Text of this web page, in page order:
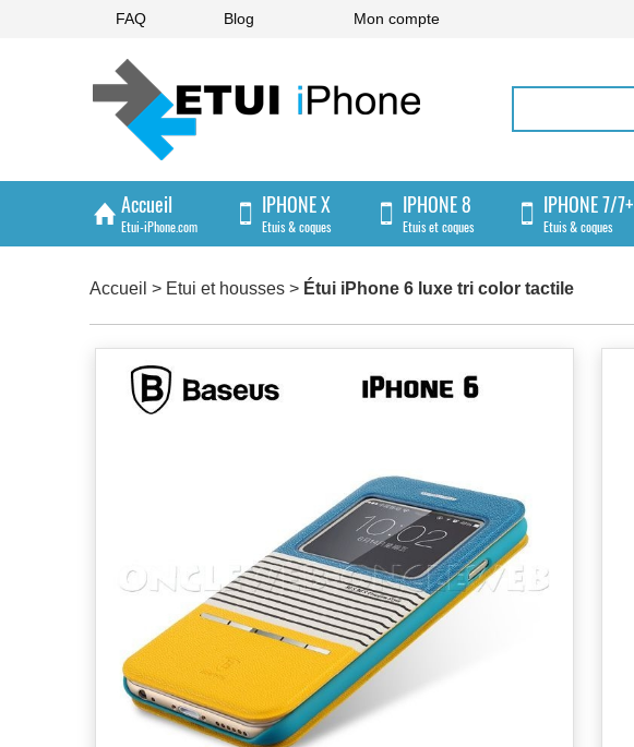
FAQ Blog Mon compte
Accueil
Etui-iPhone.com
IPHONE X
Etuis & coques
IPHONE 8
Etuis et coques
IPHONE 7/7+
Etuis & coques
Etuis et coques
Accueil > Etui et housses > Étui iPhone 6 luxe tri color tactile